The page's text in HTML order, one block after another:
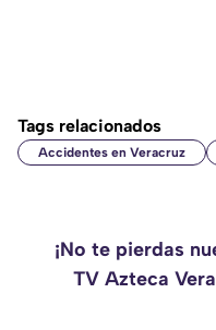
Tags relacionados
Accidentes en Veracruz
¡No te pierdas
TV Azteca